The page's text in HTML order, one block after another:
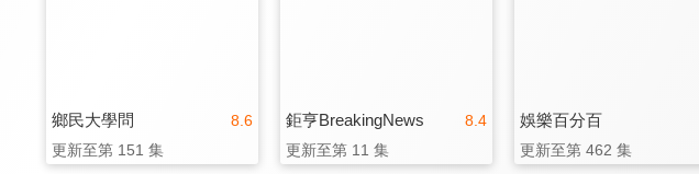
8.6
鄉民大學問
更新至第 151 集
8.4
鉅亨BreakingNews
更新至第 11 集
娛樂百分百
更新至第 462 集